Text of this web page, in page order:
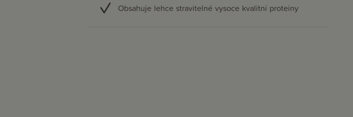
Obsahuje lehce stravitelné vysoce kvalitní proteiny